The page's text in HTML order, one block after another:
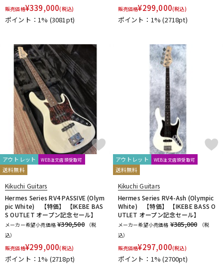
販売価格¥339,000(税込)
ポイント：1% (3081pt)
販売価格¥299,000(税込)
ポイント：1%(2718pt)
アウトレット WEB注文店頭受取可
送料無料
Kikuchi Guitars
Hermes Series RV4 PASSIVE (Olym
pic White) 【特価】 【IKEBE BAS
S OUTLET オープン記念セール】
メーカー希望小売価格 ¥390,500
（税
込）
販売価格¥299,000(税込)
ポイント：1% (2718pt)
アウトレット WEB注文店頭受取可
送料無料
Kikuchi Guitars
Hermes Series RV4-Ash (Olympic
White) 【特価】 【IKEBE BASS O
UTLET オープン記念セール】
メーカー希望小売価格 ¥385,000
（税
込）
販売価格¥297,000(税込)
ポイント：1%(2700pt)